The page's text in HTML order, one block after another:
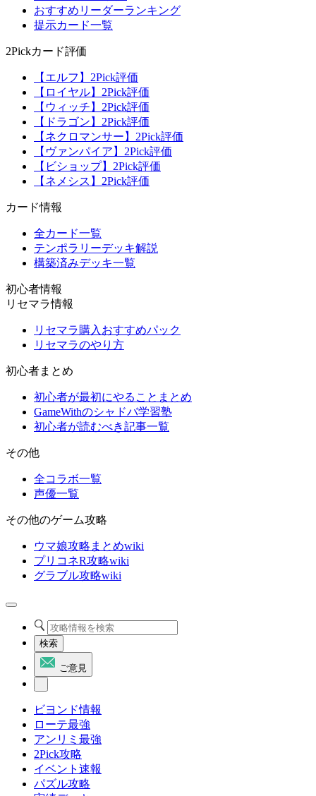
おすすめリーダーランキング
提示カード一覧
2Pickカード評価
【エルフ】2Pick評価
【ロイヤル】2Pick評価
【ウィッチ】2Pick評価
【ドラゴン】2Pick評価
【ネクロマンサー】2Pick評価
【ヴァンパイア】2Pick評価
【ビショップ】2Pick評価
【ネメシス】2Pick評価
カード情報
全カード一覧
テンポラリーデッキ解説
構築済みデッキ一覧
初心者情報
リセマラ情報
リセマラ購入おすすめパック
リセマラのやり方
初心者まとめ
初心者が最初にやることまとめ
GameWithのシャドバ学習塾
初心者が読むべき記事一覧
その他
全コラボ一覧
声優一覧
その他のゲーム攻略
ウマ娘攻略まとめwiki
プリコネR攻略wiki
グラブル攻略wiki
検索
ご意見
ビヨンド情報
ローテ最強
アンリミ最強
2Pick攻略
イベント速報
パズル攻略